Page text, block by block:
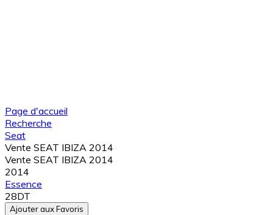
Page d'accueil
Recherche
Seat
Vente SEAT IBIZA 2014
Vente SEAT IBIZA 2014
2014
Essence
28DT
Ajouter aux Favoris